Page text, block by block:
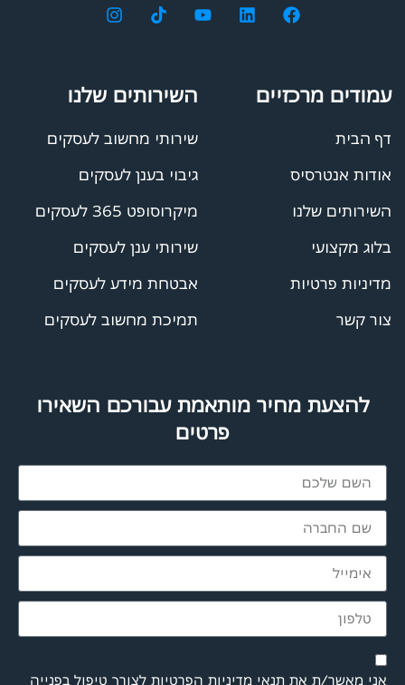
עמודים מרכזיים
דף הבית
אודות אנטרסיס
השירותים שלנו
בלוג מקצועי
מדיניות פרטיות
צור קשר
השירותים שלנו
שירותי מחשוב לעסקים
גיבוי בענן לעסקים
מיקרוסופט 365 לעסקים
שירותי ענן לעסקים
אבטחת מידע לעסקים
תמיכת מחשוב לעסקים
להצעת מחיר מותאמת עבורכם השאירו
פרטים
אני מאשר/ת את תנאי מדיניות הפרטיות לצורך טיפול בפנייה